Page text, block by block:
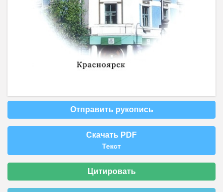
Отправить рукопись
Скачать PDF
Текст
Цитировать